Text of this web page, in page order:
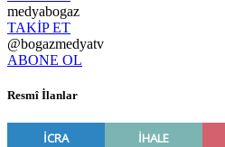
medyabogaz
TAKİP ET
@bogazmedyatv
ABONE OL
Resmî İlanlar